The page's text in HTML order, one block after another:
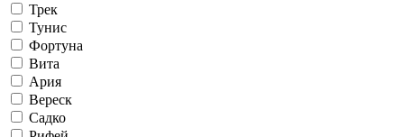
Трек
Тунис
Фортуна
Вита
Ария
Вереск
Садко